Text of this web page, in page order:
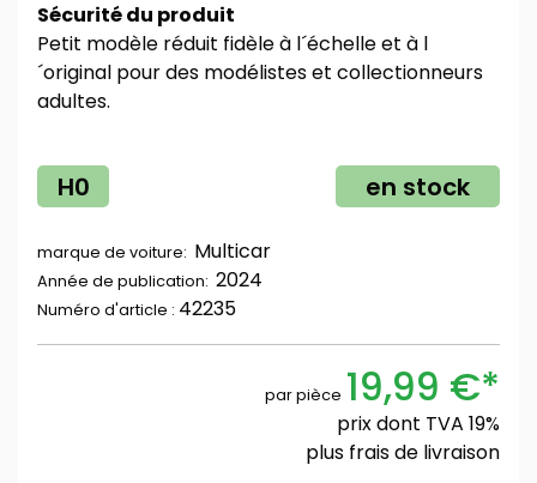
Sécurité du produit
Petit modèle réduit fidèle à l´échelle et à l
´original pour des modélistes et collectionneurs
adultes.
H0 en stock
marque de voiture: Multicar
Année de publication: 2024
Numéro d'article : 42235
par pièce 19,99 €*
prix dont TVA 19%
plus frais de livraison